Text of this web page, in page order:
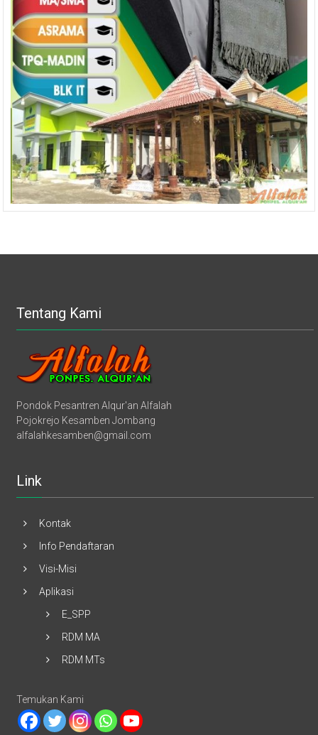
Tentang Kami
Pondok Pesantren Alqur'an Alfalah
Pojokrejo Kesamben Jombang
alfalahkesamben@gmail.com
Link
Kontak
Info Pendaftaran
Visi-Misi
Aplikasi
E_SPP
RDM MA
RDM MTs
Temukan Kami